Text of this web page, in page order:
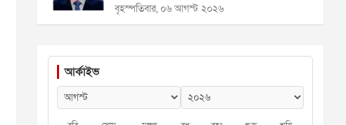
বৃহস্পতিবার, ০৬ আগস্ট ২০২৬
আর্কাইভ